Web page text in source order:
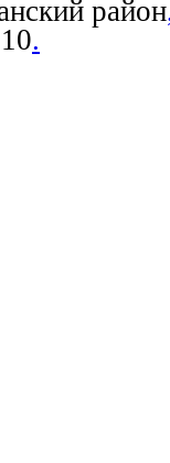
район
.